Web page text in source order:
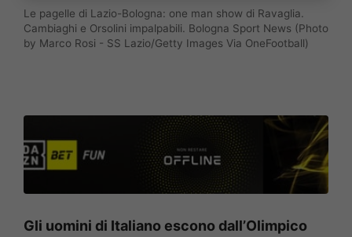
Le pagelle di Lazio-Bologna: one man show di Ravaglia.
Cambiaghi e Orsolini impalpabili. Bologna Sport News (Photo
by Marco Rosi - SS Lazio/Getty Images Via OneFootball)
Gli uomini di Italiano escono dall’Olimpico